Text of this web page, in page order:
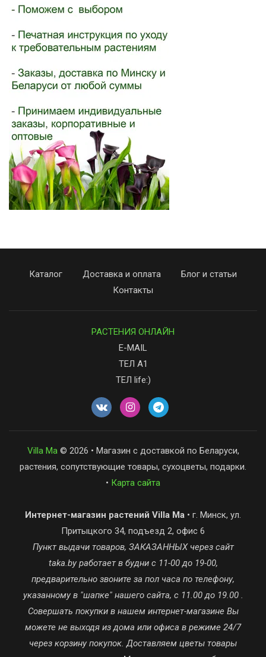
Каталог Доставка и оплата
Блог и статьи
Контакты
РАСТЕНИЯ ОНЛАЙН
E-MAIL
ТЕЛ А1
ТЕЛ life:)
Villa Ma © 2026 • Магазин с доставкой по Беларуси,
растения, сопутствующие товары, сухоцветы, подарки.
• Карта сайта
Интернет-магазин растений Villa Ma • г. Минск, ул.
Притыцкого 34, подъезд 2, офис 6
Пункт выдачи товаров, ЗАКАЗАННЫХ через сайт
taka.by работает в будни с 11-00 до 19-00,
предварительно звоните за пол часа по телефону,
указанному в "шапке" нашего сайта, с 11.00 до 19.00 .
Совершать покупки в нашем интернет-магазине Вы
можете не выходя из дома или офиса в режиме 24/7
через корзину покупок. Доставляем цветы товары